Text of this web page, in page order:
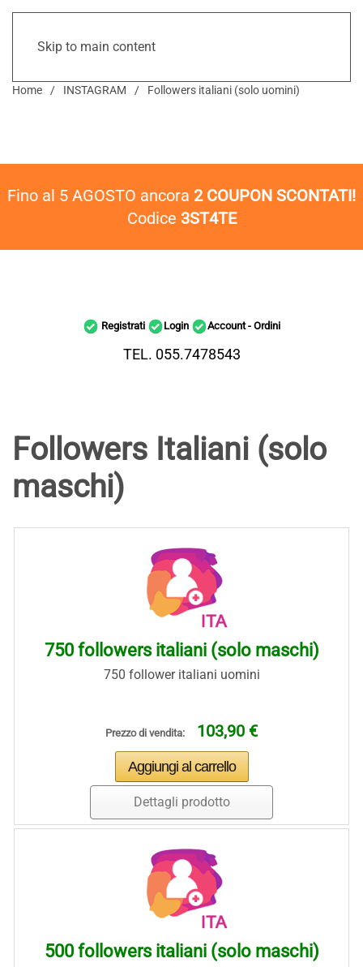
Skip to main content
Home INSTAGRAM Followers italiani (solo uomini)
Fino al 5 AGOSTO ancora 2 COUPON SCONTATI!
Codice 3ST4TE
Registrati Login Account - Ordini
TEL. 055.7478543
Followers Italiani (solo
maschi)
750 followers italiani (solo maschi)
750 follower italiani uomini
Prezzo di vendita: 103,90 €
Dettagli prodotto
500 followers italiani (solo maschi)